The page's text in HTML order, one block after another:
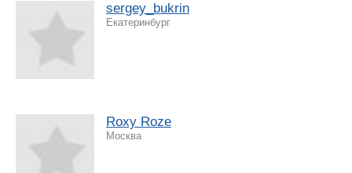
sergey_bukrin
Екатеринбург
Roxy Roze
Москва